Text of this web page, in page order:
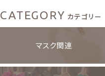
CATEGORY カテゴリー
マスク関連
在庫あり
並び順